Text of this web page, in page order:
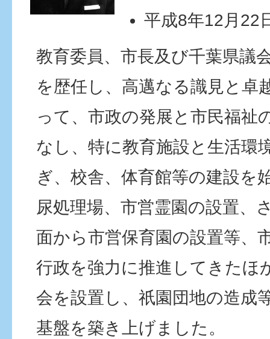
平成8年12月22
教育委員、市長及び千葉県議
を歴任し、高邁なる識見と卓
って、市政の発展と市民福祉
なし、特に教育施設と生活環
ぎ、校舎、体育館等の建設を
尿処理場、市営霊園の設置、
面から市営保育園の設置等、
行政を強力に推進してきたほ
会を設置し、祇園団地の造成
基盤を築き上げました。